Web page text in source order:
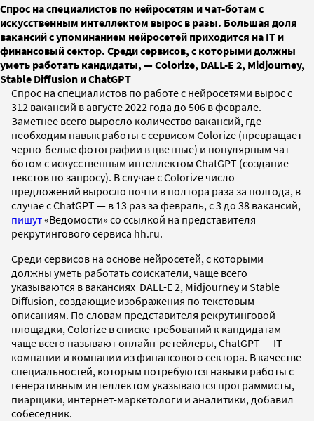
Спрос на специалистов по нейросетям и чат-ботам с
искусственным интеллектом вырос в разы. Большая доля
вакансий с упоминанием нейросетей приходится на IТ и
финансовый сектор. Среди сервисов, с которыми должны
уметь работать кандидаты, — Colorize, DALL-E 2, Midjourney,
Stable Diffusion и ChatGPT
Спрос на специалистов по работе с нейросетями вырос с
312 вакансий в августе 2022 года до 506 в феврале.
Заметнее всего выросло количество вакансий, где
необходим навык работы с сервисом Colorize (превращает
черно-белые фотографии в цветные) и популярным чат-
ботом с искусственным интеллектом ChatGPT (создание
текстов по запросу). В случае с Colorize число
предложений выросло почти в полтора раза за полгода, в
случае с ChatGPT — в 13 раз за февраль, с 3 до 38 вакансий,
пишут«Ведомости» со ссылкой на представителя
рекрутингового сервиса hh.ru.
Среди сервисов на основе нейросетей, с которыми
должны уметь работать соискатели, чаще всего
указываются в вакансиях DALL-E 2, Midjourney и Stable
Diffusion, создающие изображения по текстовым
описаниям. По словам представителя рекрутинговой
площадки, Colorize в списке требований к кандидатам
чаще всего называют онлайн-ретейлеры, ChatGPT — IТ-
компании и компании из финансового сектора. В качестве
специальностей, которым потребуются навыки работы с
генеративным интеллектом указываются программисты,
пиарщики, интернет-маркетологи и аналитики, добавил
собеседник.